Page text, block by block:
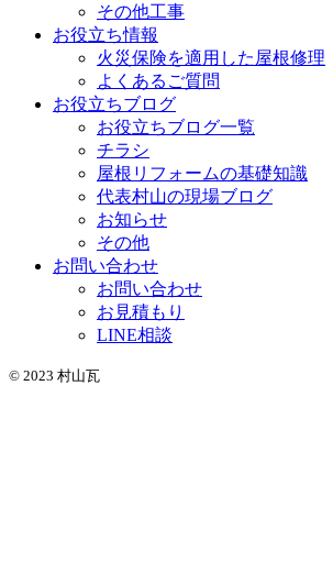
その他工事
お役立ち情報
火災保険を適用した屋根修理
よくあるご質問
お役立ちブログ
お役立ちブログ一覧
チラシ
屋根リフォームの基礎知識
代表村山の現場ブログ
お知らせ
その他
お問い合わせ
お問い合わせ
お見積もり
LINE相談
© 2023 村山瓦